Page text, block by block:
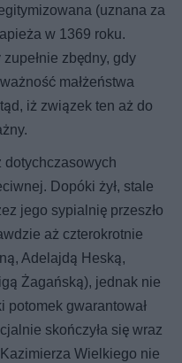
(uznana za
w 1369 roku.
zbędny, gdy
małżeństwa
iż związek ten aż do
dotychczasowych
Dopóki żył, stale
jego sypialnię przeszło
aż czterokrotnie
Adelajdą Heską,
Żagańską), jednak nie
potomek gwarantował
skończyła się wraz
Wielkiego nie